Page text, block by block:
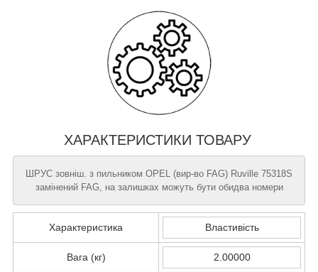
ХАРАКТЕРИСТИКИ ТОВАРУ
ШРУС зовніш. з пильником OPEL (вир-во FAG) Ruville 75318S
замінений FAG, на залишках можуть бути обидва номери
Характеристика Властивість
Вага (кг) 2.00000